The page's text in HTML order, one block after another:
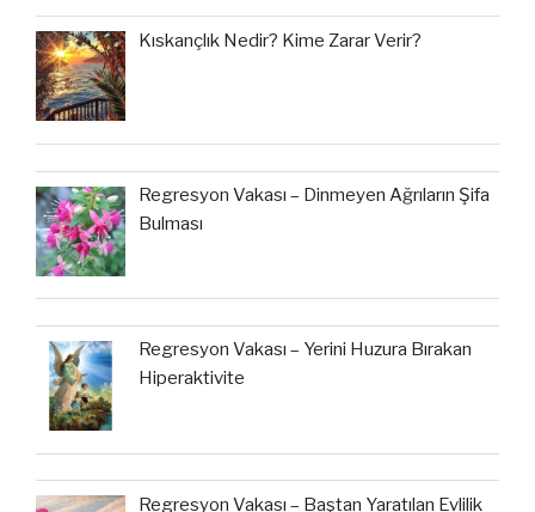
Kıskançlık Nedir? Kime Zarar Verir?
Regresyon Vakası – Dinmeyen Ağrıların Şifa
Bulması
Regresyon Vakası – Yerini Huzura Bırakan
Hiperaktivite
Regresyon Vakası – Baştan Yaratılan Evlilik